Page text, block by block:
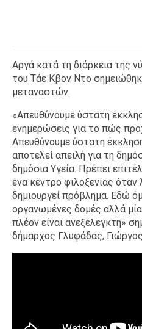
Αργά κατά τη διάρκεια της
του Τάε Κβον Ντο
μεταναστών.
«Απευθύνουμε ύστατη
ενημερώσεις για το πώς
Απευθύνουμε ύστατη
αποτελεί απειλή για τη
δημόσια Υγεία. Πρέπει
ένα κέντρο φιλοξενίας
δημιουργεί πρόβλημα. Εδώ
οργανωμένες δομές αλλά
πλέον είναι ανεξέλεγκτη»
δήμαρχος Γλυφάδας,